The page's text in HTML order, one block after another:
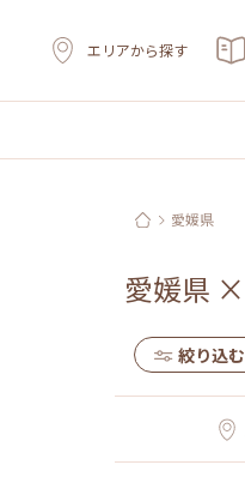
エリアから探す
愛媛県
愛媛県 ×
絞り込む